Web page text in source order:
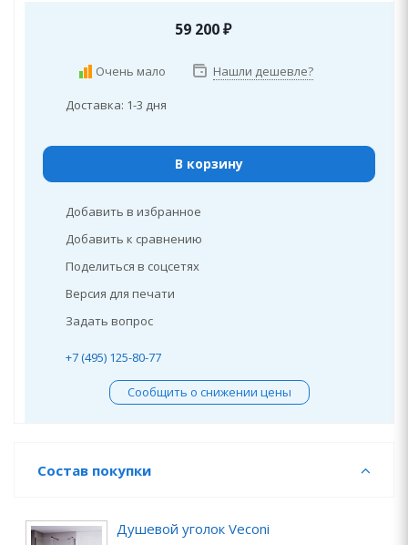
59 200₽
Очень мало Нашли дешевле?
Доставка: 1-3 дня
В корзину
Добавить в избранное
Добавить к сравнению
Поделиться в соцсетях
Версия для печати
Задать вопрос
+7 (495) 125-80-77
Сообщить о снижении цены
Состав покупки
Душевой уголок Veconi